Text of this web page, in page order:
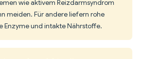
wie aktivem Reizdarmsyndrom
meiden. Für andere liefern rohe
Enzyme und intakte Nährstoffe.